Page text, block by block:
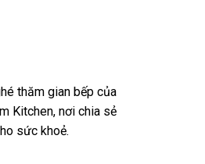
thăm gian bếp của
Kitchen, nơi chia sẻ
sức khoẻ.